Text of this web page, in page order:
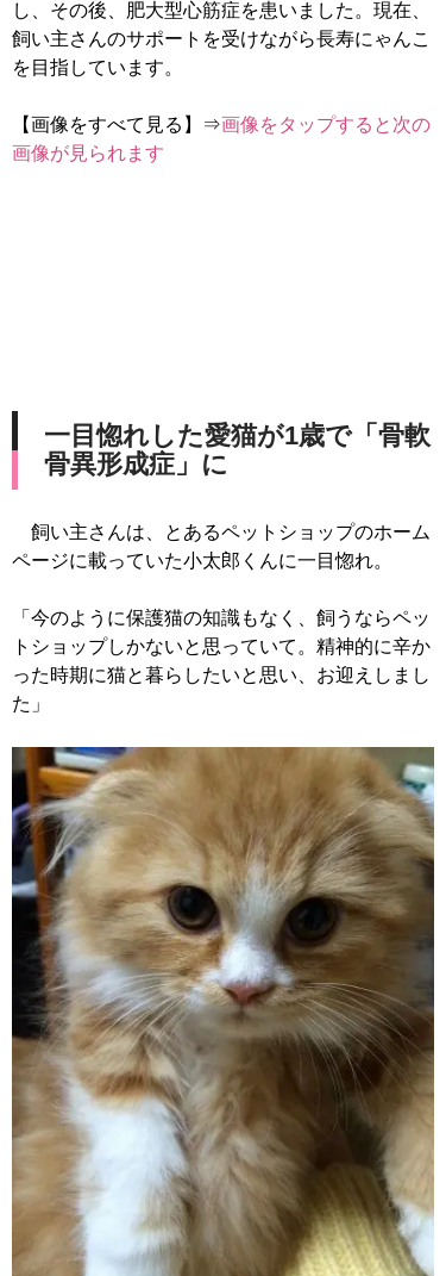
し、その後、肥大型心筋症を患いました。現在、
飼い主さんのサポートを受けながら長寿にゃんこ
を目指しています。
【画像をすべて見る】⇒画像をタップすると次の
画像が見られます
一目惚れした愛猫が1歳で「骨軟
骨異形成症」に
飼い主さんは、とあるペットショップのホーム
ページに載っていた小太郎くんに一目惚れ。
「今のように保護猫の知識もなく、飼うならペッ
トショップしかないと思っていて。精神的に辛か
った時期に猫と暮らしたいと思い、お迎えしまし
た」